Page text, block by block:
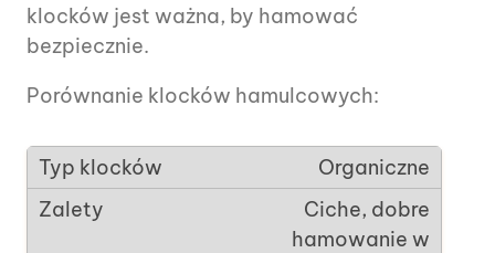
klocków jest ważna, by hamować
bezpiecznie.
Porównanie klocków hamulcowych:
Organiczne
Ciche, dobre
hamowanie w